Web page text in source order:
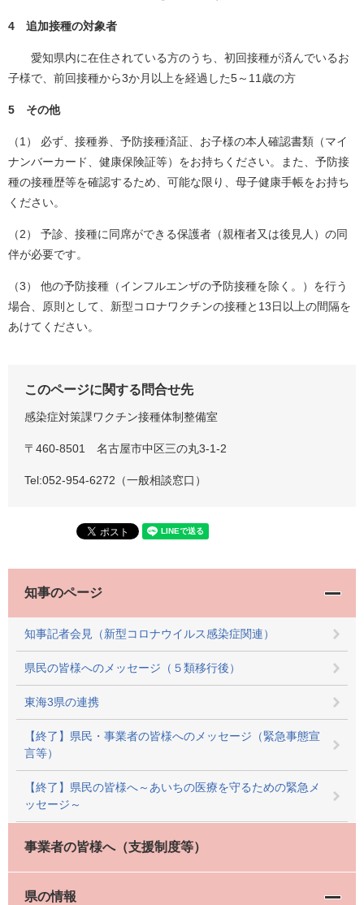
​4 追加接種の対象者
愛知県内に在住されている方のうち、初回接種が済んでいるお
子様で、前回接種から3か月以上を経過した5～11歳の方
5 その他
（1） 必ず、接種券、予防接種済証、お子様の本人確認書類（マイ
ナンバーカード、健康保険証等）をお持ちください。また、予防接
種の接種歴等を確認するため、可能な限り、母子健康手帳をお持ち
ください。
（2） 予診、接種に同席ができる保護者（親権者又は後見人）の同
伴が必要です。
（3） 他の予防接種（インフルエンザの予防接種を除く。）を行う
場合、原則として、新型コロナワクチンの接種と13日以上の間隔を
あけてください。
このページに関する問合せ先
感染症対策課ワクチン接種体制整備室
〒460-8501 名古屋市中区三の丸3-1-2
Tel:052-954-6272（一般相談窓口）
知事のページ
知事記者会見（新型コロナウイルス感染症関連）
県民の皆様へのメッセージ（５類移行後）
東海3県の連携
【終了】県民・事業者の皆様へのメッセージ（緊急事態宣
言等）
【終了】県民の皆様へ～あいちの医療を守るための緊急メ
ッセージ～
事業者の皆様へ（支援制度等）
県の情報